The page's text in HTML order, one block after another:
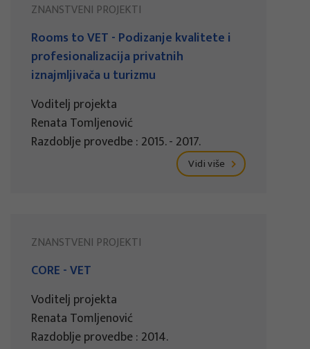
ZNANSTVENI PROJEKTI
Rooms to VET - Podizanje kvalitete i
profesionalizacija privatnih
iznajmljivača u turizmu
Voditelj projekta
Renata Tomljenović
Razdoblje provedbe : 2015. - 2017.
Vidi više
ZNANSTVENI PROJEKTI
CORE - VET
Voditelj projekta
Renata Tomljenović
Razdoblje provedbe : 2014.